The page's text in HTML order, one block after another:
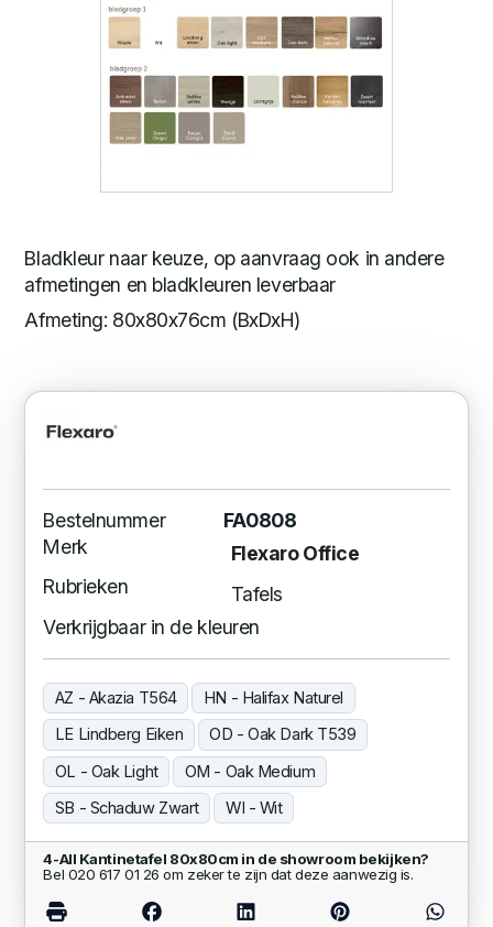
Bladkleur naar keuze, op aanvraag ook in andere
afmetingen en bladkleuren leverbaar
Afmeting: 80x80x76cm (BxDxH)
Bestelnummer
FA0808
Merk
Flexaro Office
Rubrieken
Tafels
Verkrijgbaar in de kleuren
AZ - Akazia T564
HN - Halifax Naturel
LE Lindberg Eiken
OD - Oak Dark T539
OL - Oak Light
OM - Oak Medium
SB - Schaduw Zwart
WI - Wit
4-All Kantinetafel 80x80cm in de showroom bekijken?
Bel 020 617 01 26 om zeker te zijn dat deze aanwezig is.